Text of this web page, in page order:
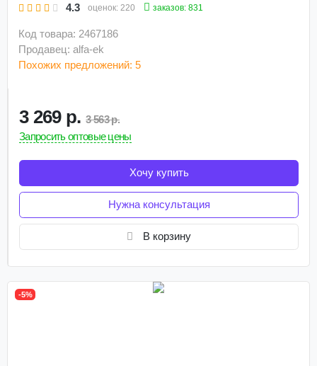
4.3 оценок: 220 заказов: 831
Код товара: 2467186
Продавец: alfa-ek
Похожих предложений: 5
3 269 р. 3 563 р.
Запросить оптовые цены
Хочу купить
Нужна консультация
В корзину
-5%